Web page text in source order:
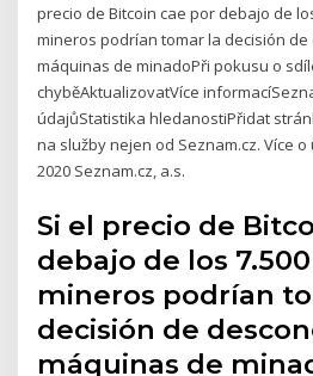
precio de Bitcoin cae por debajo de
mineros podrían tomar la decisión de
máquinas de minadoPři pokusu o
chyběAktualizovatVíce
údajůStatistika hledanostiPřidat
na služby nejen od Seznam.cz. Více
2020 Seznam.cz, a.s.
Si el precio de
debajo de los
mineros podrían
decisión de
máquinas de